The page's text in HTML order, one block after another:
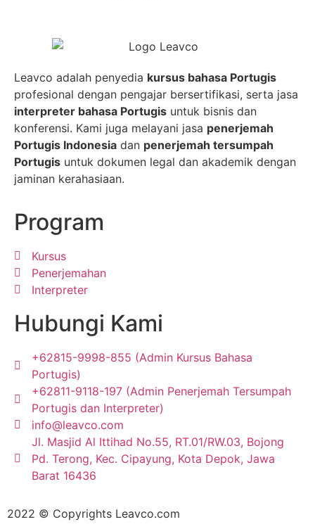
Leavco adalah penyedia kursus bahasa Portugis
profesional dengan pengajar bersertifikasi, serta jasa
interpreter bahasa Portugis untuk bisnis dan
konferensi. Kami juga melayani jasa penerjemah
Portugis Indonesia dan penerjemah tersumpah
Portugis untuk dokumen legal dan akademik dengan
jaminan kerahasiaan.
Program
Kursus
Penerjemahan
Interpreter
Hubungi Kami
+62815-9998-855 (Admin Kursus Bahasa
Portugis)
+62811-9118-197 (Admin Penerjemah Tersumpah
Portugis dan Interpreter)
info@leavco.com
Jl. Masjid Al Ittihad No.55, RT.01/RW.03, Bojong
Pd. Terong, Kec. Cipayung, Kota Depok, Jawa
Barat 16436
2022 © Copyrights Leavco.com